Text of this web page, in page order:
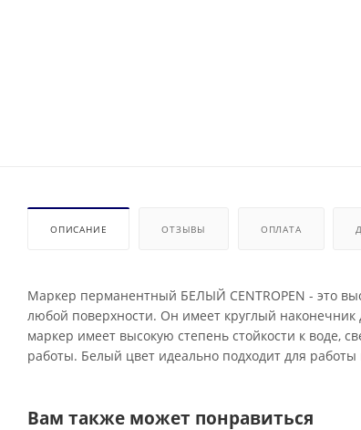
ОПИСАНИЕ ОТЗЫВЫ ОПЛАТА
Маркер перманентный БЕЛЫЙ CENTROPEN - это
любой поверхности. Он имеет круглый
маркер имеет высокую степень стойкости к воде,
работы. Белый цвет идеально подходит для
Вам также может понравиться